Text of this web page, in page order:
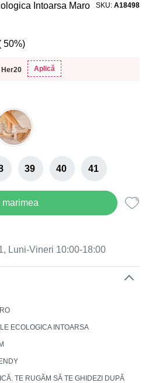
Intoarsa Maro
SKU A18498
Aplică
50%)
39 40 41
Luni-Vineri 10:00-18:00
ECOLOGICA INTOARSA
TE RUGĂM SĂ TE GHIDEZI DUPĂ